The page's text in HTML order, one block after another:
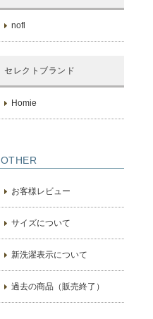
nofl
セレクトブランド
Homie
OTHER
お客様レビュー
サイズについて
新洗濯表示について
過去の商品（販売終了）